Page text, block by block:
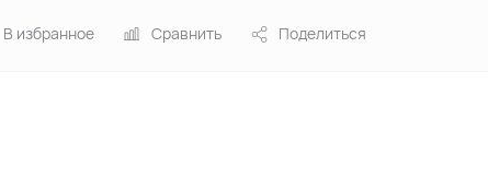
В избранное Сравнить Поделиться